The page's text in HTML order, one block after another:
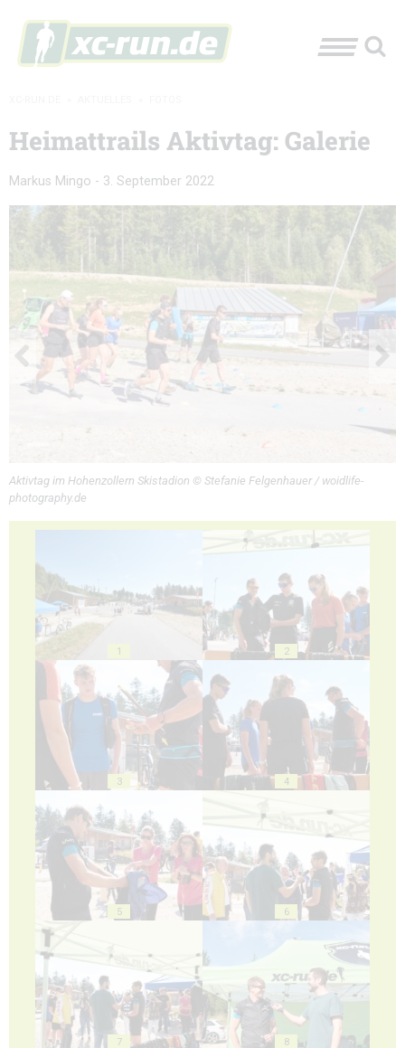
Heimattrails Aktivtag: Galerie
Markus Mingo - 3. September 2022
Aktivtag im Hohenzollern Skistadion © Stefanie Felgenhauer / woidlife-
photography.de
1 2
3 4
5 6
7 8